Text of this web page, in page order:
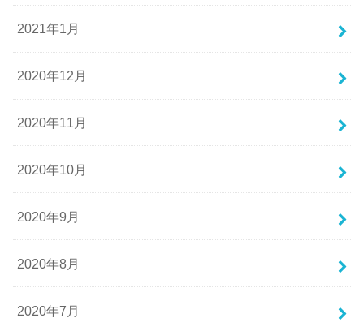
2021年1月
2020年12月
2020年11月
2020年10月
2020年9月
2020年8月
2020年7月